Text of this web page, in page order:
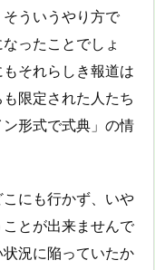
ういうやり方で
ったことでしょ
それらしき報道は
限定された人たち
形式で式典」の情
にも行かず、いや
とが出来ませんで
況に陥っていたか